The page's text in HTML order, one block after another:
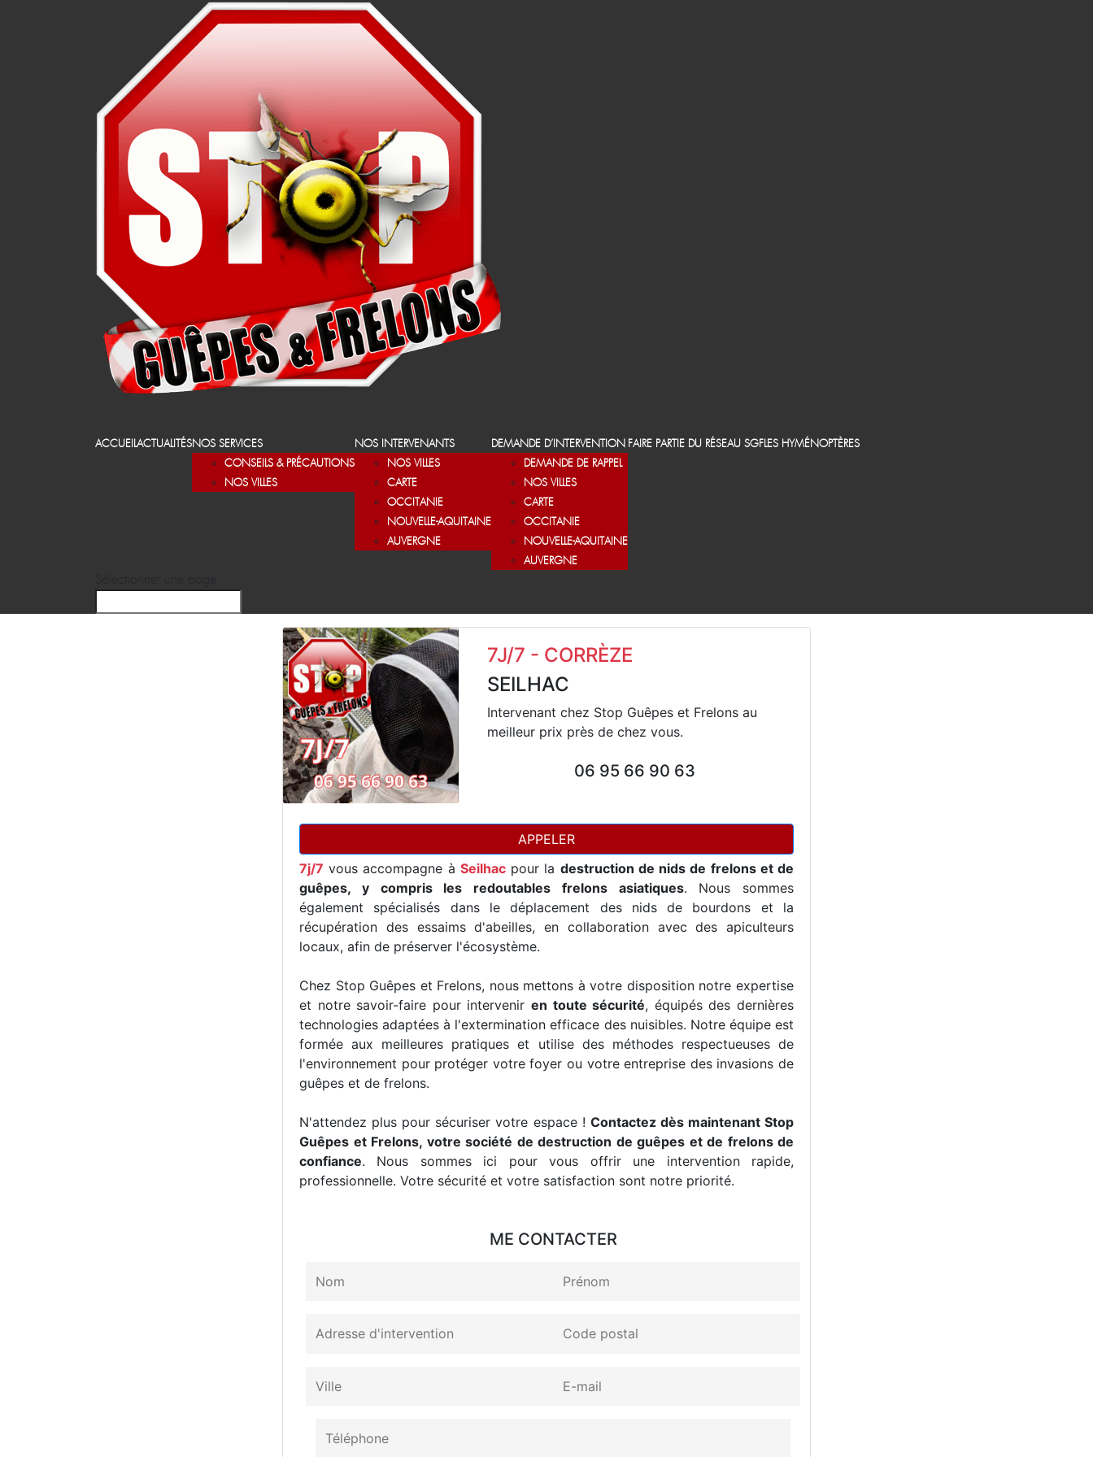
ACCUEILACTUALITÉSNOS SERVICES
CONSEILS & PRÉCAUTIONS
NOS VILLES
NOS INTERVENANTS
NOS VILLES
CARTE
OCCITANIE
NOUVELLE-AQUITAINE
AUVERGNE
DEMANDE D’INTERVENTION
DEMANDE DE RAPPEL
NOS VILLES
CARTE
OCCITANIE
NOUVELLE-AQUITAINE
AUVERGNE
FAIRE PARTIE DU RÉSEAU SGFLES HYMÉNOPTÈRES
7J/7 - CORRÈZE
SEILHAC
Intervenant chez Stop Guêpes et Frelons au
meilleur prix près de chez vous.
06 95 66 90 63
APPELER
7j/7 vous accompagne à Seilhacpour la destruction de nids de frelons et de
guêpes, y compris les redoutables frelons asiatiques. Nous sommes
également spécialisés dans le déplacement des nids de bourdons et la
récupération des essaims d'abeilles, en collaboration avec des apiculteurs
locaux, afin de préserver l'écosystème.
Chez Stop Guêpes et Frelons, nous mettons à votre disposition notre expertise
et notre savoir-faire pour intervenir en toute sécurité, équipés des dernières
technologies adaptées à l'extermination efficace des nuisibles. Notre équipe est
formée aux meilleures pratiques et utilise des méthodes respectueuses de
l'environnement pour protéger votre foyer ou votre entreprise des invasions de
guêpes et de frelons.
N'attendez plus pour sécuriser votre espace ! Contactez dès maintenant Stop
Guêpes et Frelons, votre société de destruction de guêpes et de frelons de
confiance. Nous sommes ici pour vous offrir une intervention rapide,
professionnelle. Votre sécurité et votre satisfaction sont notre priorité.
ME CONTACTER